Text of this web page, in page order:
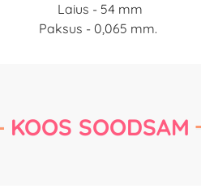
Laius - 54 mm
Paksus - 0,065 mm.
KOOS SOODSAM